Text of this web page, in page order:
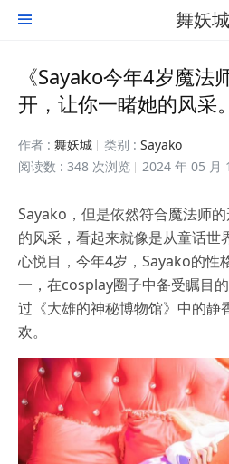
 舞妖城
《Sayako今年4岁魔法
开，让你一睹她的风采。
作者 : 舞妖城 类别 : Sayako
阅读数 : 348 次浏览
2024 年 05 月
Sayako，但是依然符合魔法师
的风采，看起来就像是从童话世
心悦目，今年4岁，Sayako的性
一，在cosplay圈子中备受瞩目
过《大雄的神秘博物馆》中的静
欢。